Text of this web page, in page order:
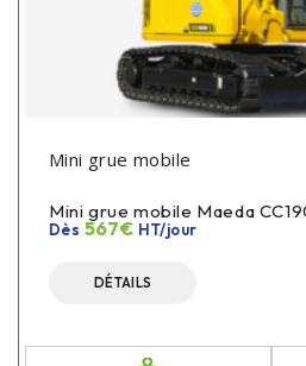
Mini grue mobile
Mini grue mobile Maeda
Dès 567€ HT/jour
DÉTAILS